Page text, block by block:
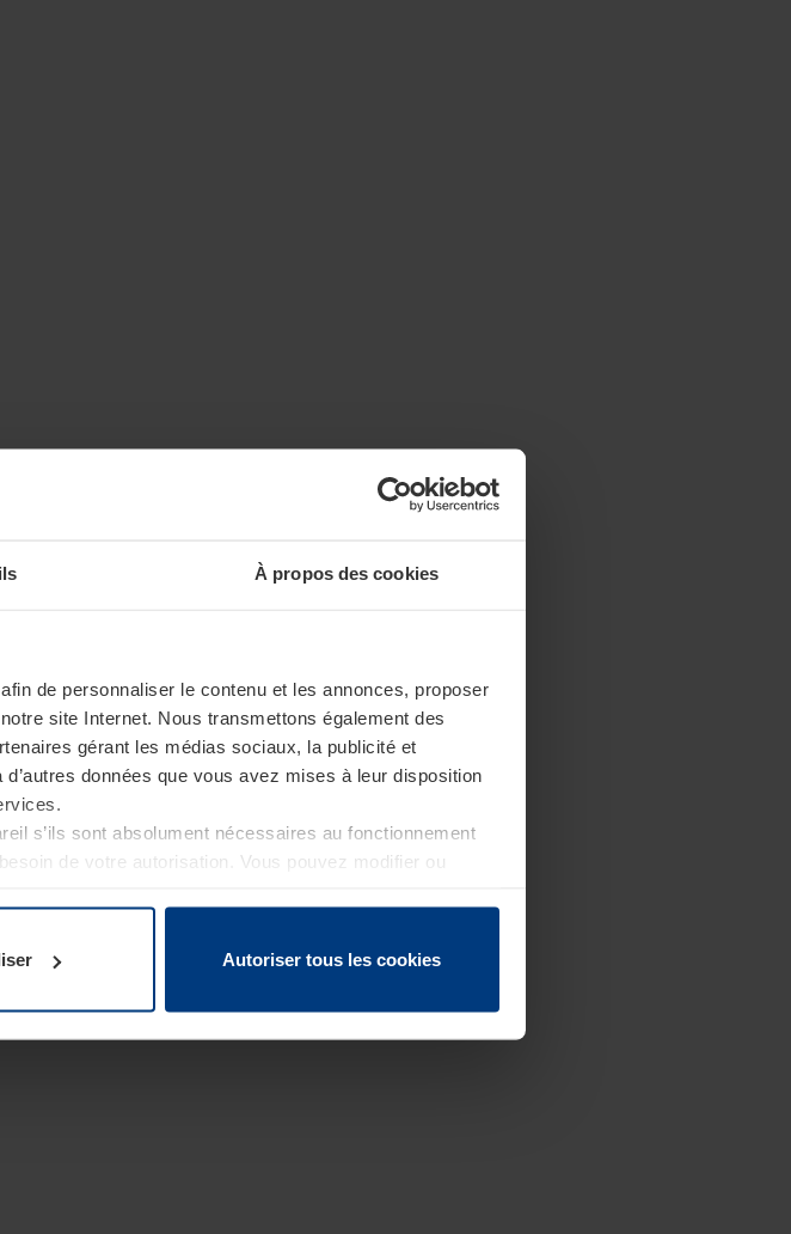
À propos des cookies
de personnaliser le contenu et les annonces, proposer
site Internet. Nous transmettons également des
gérant les médias sociaux, la publicité et
données que vous avez mises à leur disposition
s’ils sont absolument nécessaires au fonctionnement
de votre autorisation. Vous pouvez modifier ou
Autoriser tous les cookies